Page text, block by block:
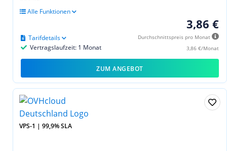
Alle Funktionen
3,86 €
Durchschnittspreis pro Monat
3,86 €/Monat
Vertragslaufzeit: 1 Monat
Tarifdetails
ZUM ANGEBOT
VPS-1 | 99,9% SLA